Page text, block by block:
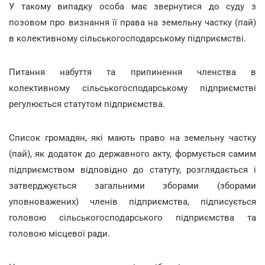
У такому випадку особа має звернутися до суду з
позовом про визнання її права на земельну частку (пай)
в колективному сільськогосподарському підприємстві.
Питання набуття та припинення членства в
колективному сільськогосподарському підприємстві
регулюється статутом підприємства.
Список громадян, які мають право на земельну частку
(пай), як додаток до державного акту, формується самим
підприємством відповідно до статуту, розглядається і
затверджується загальними зборами (зборами
уповноважених) членів підприємства, підписується
головою сільськогосподарського підприємства та
головою місцевої ради.